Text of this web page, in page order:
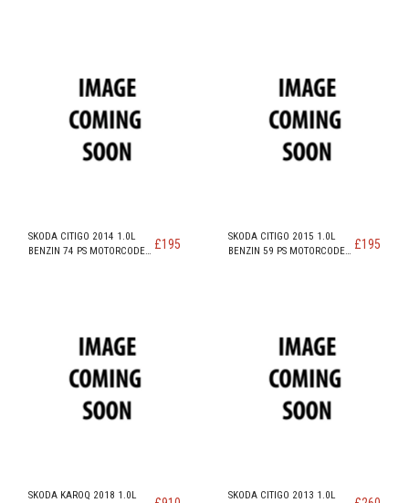
SKODA CITIGO 2014 1.0L
BENZIN 74 PS MOTORCODE
£195
SKODA CITIGO 2015 1.0L
BENZIN 59 PS MOTORCODE
£195
SKODA KAROQ 2018 1.0L
SKODA CITIGO 2013 1.0L